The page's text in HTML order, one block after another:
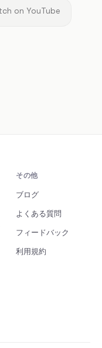
on YouTube
その他
ブログ
よくある質問
フィードバック
利用規約